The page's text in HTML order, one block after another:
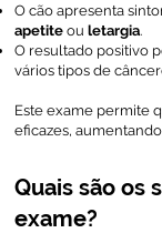
O cão apresenta
apetite ou letargia.
O resultado positivo
vários tipos de
Este exame permite
eficazes,
Quais são os
exame?